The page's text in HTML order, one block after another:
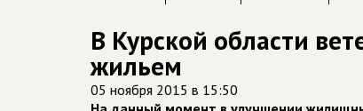
В Курской области
жильем
05 ноября 2015 в 15:50